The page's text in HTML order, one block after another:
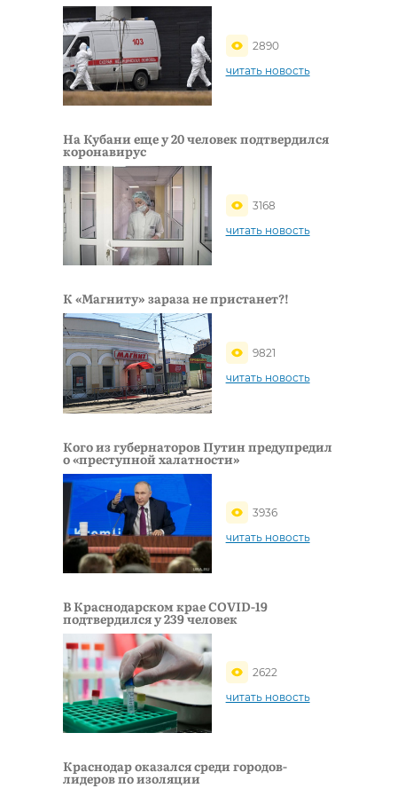
2890
читать новость
На Кубани еще у 20 человек подтвердился
коронавирус
3168
читать новость
К «Магниту» зараза не пристанет?!
9821
читать новость
Кого из губернаторов Путин предупредил
о «преступной халатности»
3936
читать новость
В Краснодарском крае COVID-19
подтвердился у 239 человек
2622
читать новость
Краснодар оказался среди городов-
лидеров по изоляции